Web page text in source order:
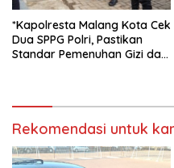
*Kapolresta Malang Kota Cek
Dua SPPG Polri, Pastikan
Standar Pemenuhan Gizi dan
Rekomendasi untuk